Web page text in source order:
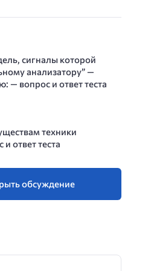
сигналы которой
анализатору” —
— вопрос и ответ теста
техники
ответ теста
обсуждение